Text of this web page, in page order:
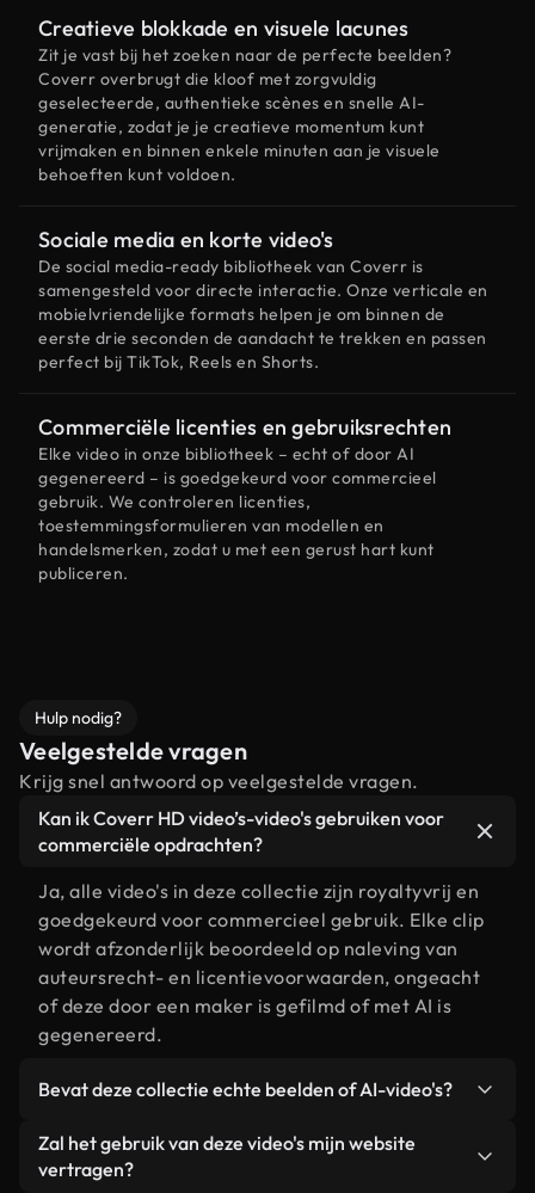
Creatieve blokkade en visuele lacunes
Zit je vast bij het zoeken naar de perfecte beelden?
Coverr overbrugt die kloof met zorgvuldig
geselecteerde, authentieke scènes en snelle AI-
generatie, zodat je je creatieve momentum kunt
vrijmaken en binnen enkele minuten aan je visuele
behoeften kunt voldoen.
Sociale media en korte video's
De social media-ready bibliotheek van Coverr is
samengesteld voor directe interactie. Onze verticale en
mobielvriendelijke formats helpen je om binnen de
eerste drie seconden de aandacht te trekken en passen
perfect bij TikTok, Reels en Shorts.
Commerciële licenties en gebruiksrechten
Elke video in onze bibliotheek – echt of door AI
gegenereerd – is goedgekeurd voor commercieel
gebruik. We controleren licenties,
toestemmingsformulieren van modellen en
handelsmerken, zodat u met een gerust hart kunt
publiceren.
Hulp nodig?
Veelgestelde vragen
Krijg snel antwoord op veelgestelde vragen.
Kan ik Coverr HD video’s-video's gebruiken voor
commerciële opdrachten?
Ja, alle video's in deze collectie zijn royaltyvrij en
goedgekeurd voor commercieel gebruik. Elke clip
wordt afzonderlijk beoordeeld op naleving van
auteursrecht- en licentievoorwaarden, ongeacht
of deze door een maker is gefilmd of met AI is
gegenereerd.
Bevat deze collectie echte beelden of AI-video's?
Beide. Dit is een hybride bibliotheek die bestaat
uit echte, door mensen gefilmde beelden van HD
Zal het gebruik van deze video's mijn website
vertragen?